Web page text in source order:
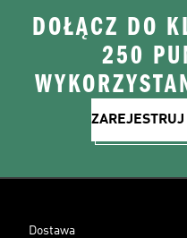
DOŁĄCZ DO
250
Dostawa